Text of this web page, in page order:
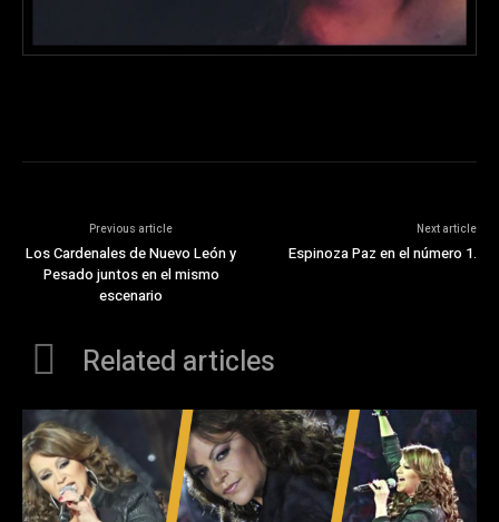
Previous article
Los Cardenales de Nuevo León y
Pesado juntos en el mismo
escenario
Next article
Espinoza Paz en el número 1.
Related articles